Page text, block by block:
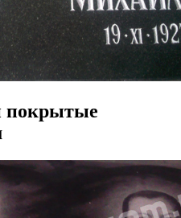
покрытые